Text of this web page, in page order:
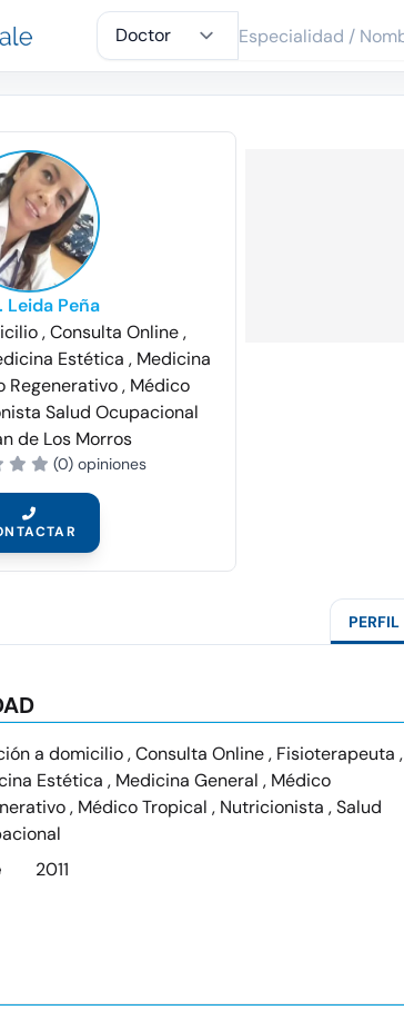
Leida Peña
, Consulta Online,
Estética , Medicina
Regenerativo, Médico
Salud Ocupacional
de Los Morros
(0) opiniones
PERFIL
a domicilio , Consulta Online , Fisioterapeuta ,
Estética , Medicina General , Médico
, Médico Tropical , Nutricionista , Salud
2011